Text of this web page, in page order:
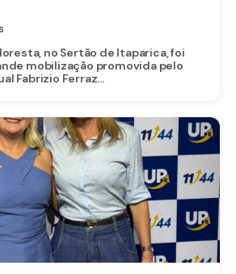
no Sertão de Itaparica, foi
mobilização promovida pelo
Fabrizio Ferraz...